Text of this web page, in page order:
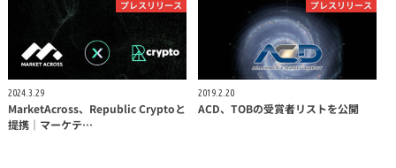
プレスリリース
2024.3.29
MarketAcross、Republic Cryptoと
提携｜マーケテ…
プレスリリース
2019.2.20
ACD、TOBの受賞者リストを公開